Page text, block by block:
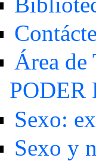
Área de
PODER
Sexo:
Sexo y